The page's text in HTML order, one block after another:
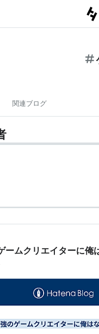
関連ブログ
ームクリエイターに俺